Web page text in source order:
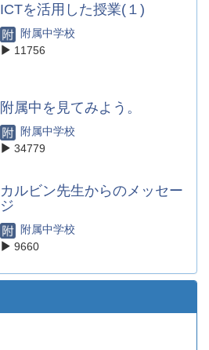
ICTを活用した授業(１)
附属中学校
11756
附属中を見てみよう。
附属中学校
34779
カルビン先生からのメッセー
ジ
附属中学校
9660